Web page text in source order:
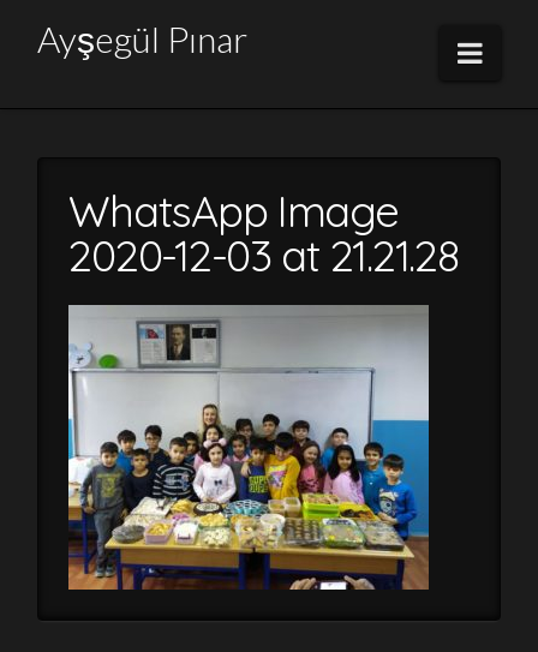
Ayşegül
Pınar
Ayşegül Pınar
WhatsApp Image
2020-12-03 at 21.21.28